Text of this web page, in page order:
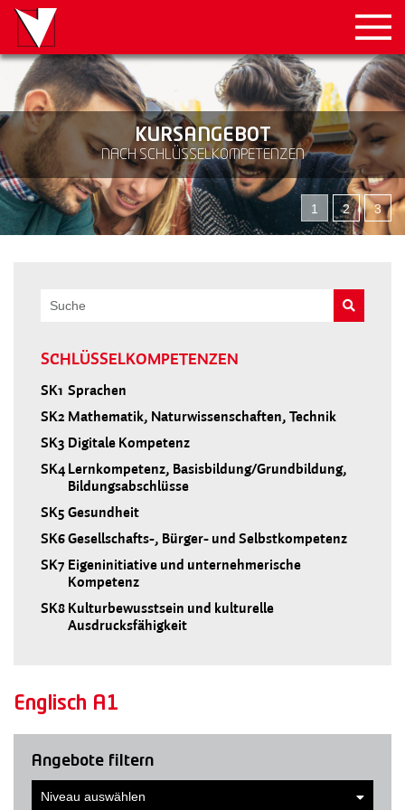
KURSANGEBOT
NACH SCHLÜSSELKOMPETENZEN
1 2 3
SCHLÜSSELKOMPETENZEN
SK1 Sprachen
SK2 Mathematik, Naturwissenschaften, Technik
SK3 Digitale Kompetenz
SK4 Lernkompetenz, Basisbildung/Grundbildung,
Bildungsabschlüsse
SK5 Gesundheit
SK6Gesellschafts-, Bürger- und Selbstkompetenz
SK7 Eigeninitiative und unternehmerische
Kompetenz
SK8 Kulturbewusstsein und kulturelle
Ausdrucksfähigkeit
Englisch A1
Angebote filtern